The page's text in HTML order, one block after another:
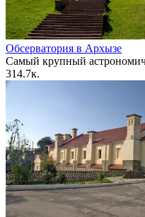
Обсерватория в Архызе
Самый крупный
314.7к.